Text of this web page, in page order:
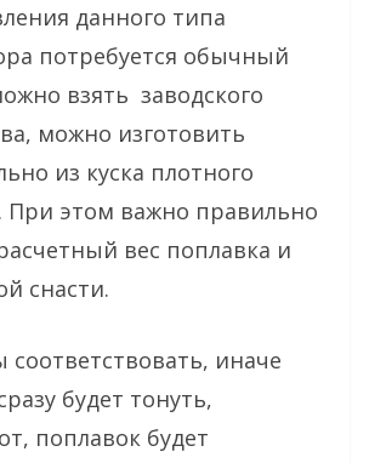
данного типа
потребуется обычный
взять заводского
можно изготовить
из куска плотного
При этом важно правильно
вес поплавка и
снасти.
иначе
будет тонуть,
поплавок будет